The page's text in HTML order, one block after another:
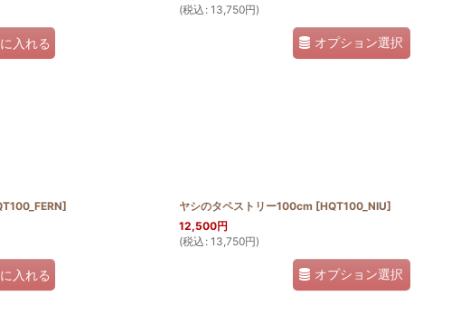
入れる
(税込 : 13,750円)
オプション選択
]
入れる
ヤシのタペストリー100cm [HQT100_NIU]
12,500円
(税込 : 13,750円)
オプション選択